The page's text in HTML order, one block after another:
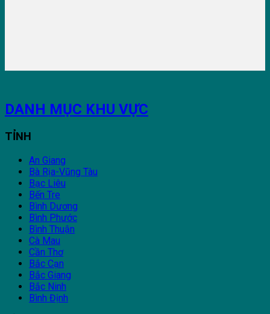
DANH MỤC KHU VỰC
TỈNH
An Giang
Bà Rịa-Vũng Tàu
Bạc Liêu
Bến Tre
Bình Dương
Bình Phước
Bình Thuận
Cà Mau
Cần Thơ
Bắc Cạn
Bắc Giang
Bắc Ninh
Bình Định